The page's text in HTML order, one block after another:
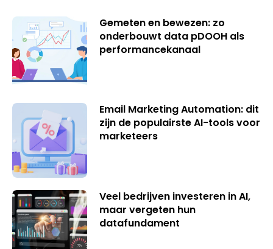
Gemeten en bewezen: zo
onderbouwt data pDOOH als
performancekanaal
Email Marketing Automation: dit
zijn de populairste AI-tools voor
marketeers
Veel bedrijven investeren in AI,
maar vergeten hun
datafundament